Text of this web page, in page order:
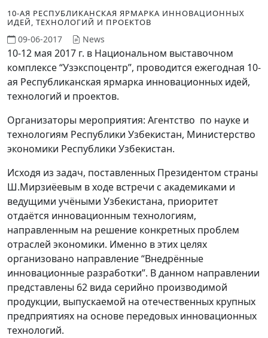
10-АЯ РЕСПУБЛИКАНСКАЯ ЯРМАРКА ИННОВАЦИОННЫХ
ИДЕЙ, ТЕХНОЛОГИЙ И ПРОЕКТОВ
09-06-2017 News
10-12 мая 2017 г. в Национальном выставочном
комплексе “Узэкспоцентр”, проводится ежегодная 10-
ая Республиканская ярмарка инновационных идей,
технологий и проектов.
Организаторы мероприятия: Агентство по науке и
технологиям Республики Узбекистан, Министерство
экономики Республики Узбекистан.
Исходя из задач, поставленных Президентом страны
Ш.Мирзиёевым в ходе встречи с академиками и
ведущими учёными Узбекистана, приоритет
отдаётся инновационным технологиям,
направленным на решение конкретных проблем
отраслей экономики. Именно в этих целях
организовано направление “Внедрённые
инновационные разработки”. В данном направлении
представлены 62 вида серийно производимой
продукции, выпускаемой на отечественных крупных
предприятиях на основе передовых инновационных
технологий.